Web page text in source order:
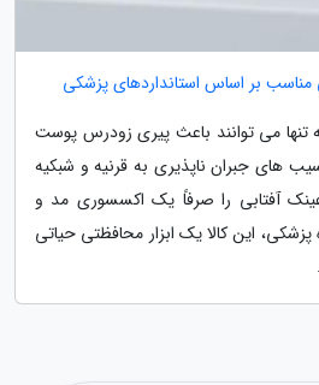
مناسب بر اساس استانداردهای پزشکی
تنها می توانند باعث پیری زودرس پوست
های جبران ناپذیری به قرنیه و شبکیه
عینک آفتابی را صرفاً یک اکسسوری مد و
پزشکی، این کالا یک ابزار محافظتی حیاتی